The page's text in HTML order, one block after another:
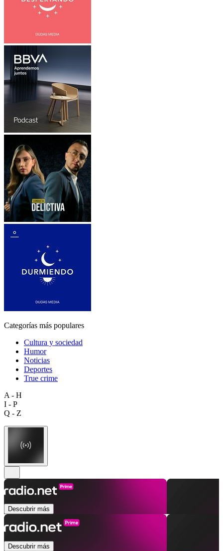
Categorías más populares
Cultura y sociedad
Humor
Noticias
Deportes
True crime
A - H
I - P
Q - Z
Descubrir más
Descubrir más